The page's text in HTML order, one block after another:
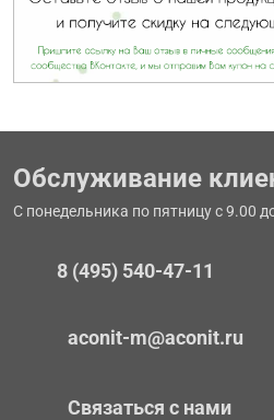
Обслуживание
С понедельника по пятницу с 9.00
8 (495) 540-47-11
aconit-m@aconit.ru
Связаться с нами